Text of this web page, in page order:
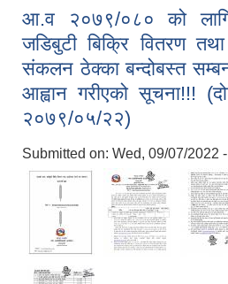
02/2079/080)
आ.व २०७९/०८० को लागि
जडिबुटी बिक्रि वितरण
संकलन ठेक्का बन्दोबस्त
आह्वान गरीएको सूचना!!!
२०७९/०५/२२)
Submitted on: Wed, 09/07/2022